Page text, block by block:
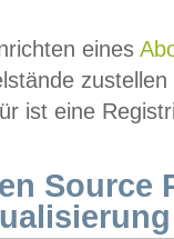
eines
ist eine
Source